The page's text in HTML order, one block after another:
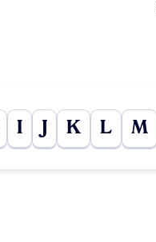
I J K L M